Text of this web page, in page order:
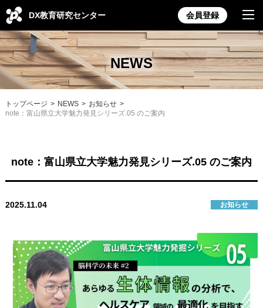
DX教育研究センター 会員登録
NEWS
トップページ NEWS
お知らせ
note：富山県立大学魅力発見シリーズ.05 のご案内
note：富山県立大学魅力発見シリーズ.05 のご案内
2025.11.04 お知らせ